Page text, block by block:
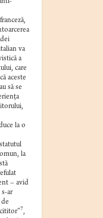
va
a
care
aceste
să se
la o
la
– avid
ar
7,